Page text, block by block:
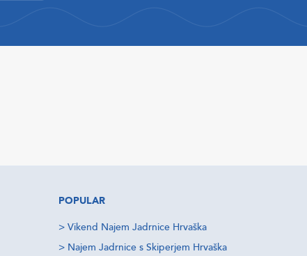
POPULAR
> Vikend Najem Jadrnice Hrvaška
> Najem Jadrnice s Skiperjem Hrvaška